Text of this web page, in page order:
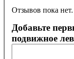
Отзывов пока нет.
Добавьте
подвижное